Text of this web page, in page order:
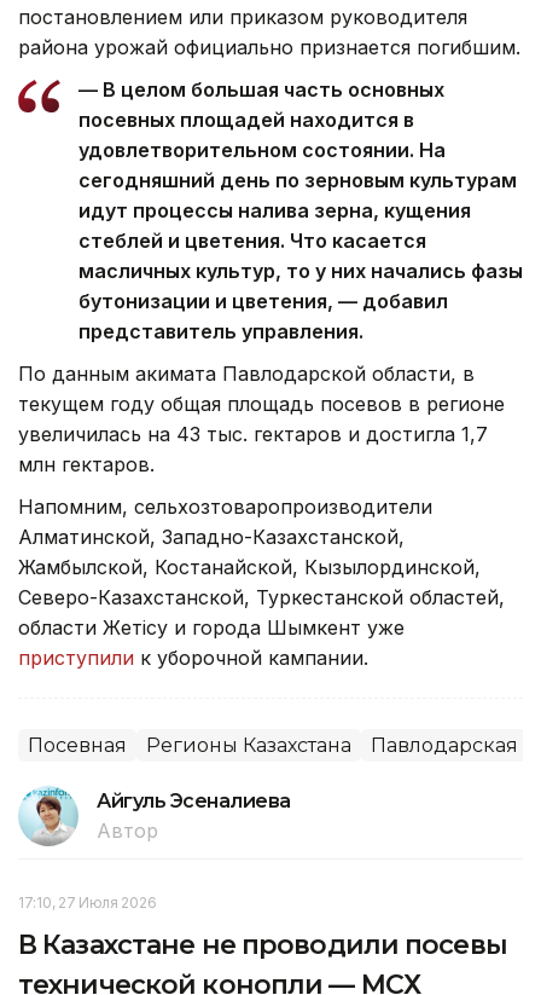
постановлением или приказом руководителя
района урожай официально признается погибшим.
— В целом большая часть основных
посевных площадей находится в
удовлетворительном состоянии. На
сегодняшний день по зерновым культурам
идут процессы налива зерна, кущения
стеблей и цветения. Что касается
масличных культур, то у них начались фазы
бутонизации и цветения, — добавил
представитель управления.
По данным акимата Павлодарской области, в
текущем году общая площадь посевов в регионе
увеличилась на 43 тыс. гектаров и достигла 1,7
млн гектаров.
Напомним, сельхозтоваропроизводители
Алматинской, Западно-Казахстанской,
Жамбылской, Костанайской, Кызылординской,
Северо-Казахстанской, Туркестанской областей,
области Жетісу и города Шымкент уже
приступили к уборочной кампании.
Посевная Регионы Казахстана Павлодарская
Айгуль Эсеналиева
Автор
17:10, 27 Июля 2026
В Казахстане не проводили посевы
технической конопли — МСХ